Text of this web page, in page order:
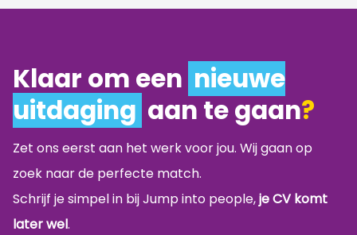
Klaar om een nieuwe
uitdaging aan te gaan?
Zet ons eerst aan het werk voor jou. Wij gaan op
zoek naar de perfecte match.
Schrijf je simpel in bij Jump into people,je CV komt
later wel.